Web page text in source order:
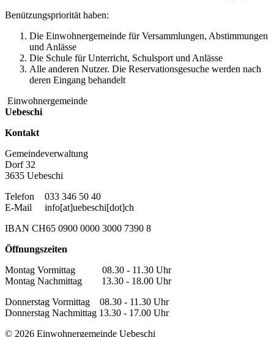
Benützungspriorität haben:
Die Einwohnergemeinde für Versammlungen, Abstimmungen
und Anlässe
Die Schule für Unterricht, Schulsport und Anlässe
Alle anderen Nutzer. Die Reservationsgesuche werden nach
deren Eingang behandelt
Einwohnergemeinde
Uebeschi
Kontakt
Gemeindeverwaltung
Dorf 32
3635 Uebeschi
Telefon
033 346 50 40
E-Mail
info[at]uebeschi[dot]ch
IBAN CH65 0900 0000 3000 7390 8
Öffnungszeiten
Montag Vormittag 08.30 - 11.30 Uhr
Montag Nachmittag 13.30 - 18.00 Uhr
Donnerstag Vormittag 08.30 - 11.30 Uhr
Donnerstag Nachmittag 13.30 - 17.00 Uhr
© 2026 Einwohnergemeinde Uebeschi